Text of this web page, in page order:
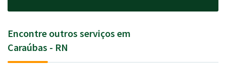
Encontre outros serviços em
Caraúbas - RN